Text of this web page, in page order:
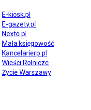
E-kiosk.pl
E-gazety.pl
Nexto.pl
Mała księgowość
Kancelarierp.pl
Wieści Rolnicze
Życie Warszawy